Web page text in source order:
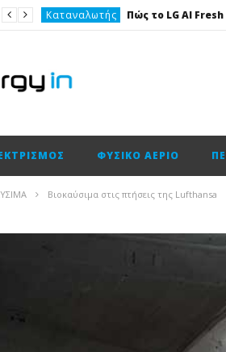
Καταναλωτής
Ισολογισμοί
ΙσολογισμοίΦΥΣΙΚΌ ΑΈΡΙΟ
Βιοκαύσιμα στις πτήσεις της Lufthansa